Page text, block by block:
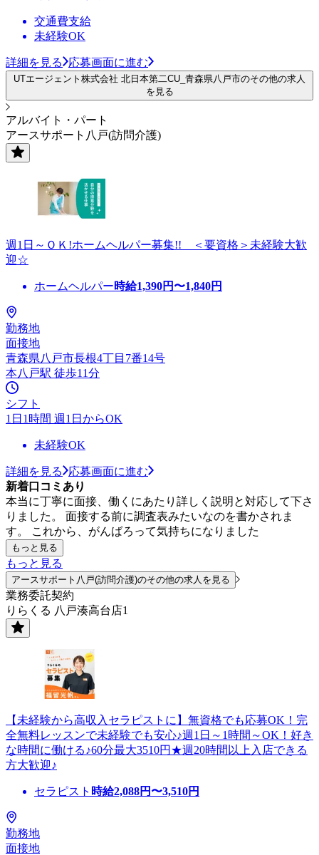
交通費支給
未経験OK
詳細を見る 応募画面に進む
UTエージェント株式会社 北日本第二CU_青森県八戸市のその他の求人
を見る
アルバイト・パート
アースサポート八戸(訪問介護)
週1日～ＯＫ!ホームヘルパー募集!! ＜要資格＞未経験大歓
迎☆
ホームヘルパー時給1,390円〜1,840円
勤務地
面接地
青森県八戸市長根4丁目7番14号
本八戸駅 徒歩11分
シフト
1日1時間 週1日からOK
未経験OK
詳細を見る
応募画面に進む
新着口コミあり
本当に丁寧に面接、働くにあたり詳しく説明と対応して下さ
りました。 面接する前に調査表みたいなのを書かされま
す。 これから、がんばろって気持ちになりました
もっと見る
もっと見る
アースサポート八戸(訪問介護)のその他の求人を見る
業務委託契約
りらくる 八戸湊高台店1
【未経験から高収入セラピストに】無資格でも応募OK！完
全無料レッスンで未経験でも安心♪週1日～1時間～OK！好き
な時間に働ける♪60分最大3510円★週20時間以上入店できる
方大歓迎♪
セラピスト 時給2,088円〜3,510円
勤務地
面接地